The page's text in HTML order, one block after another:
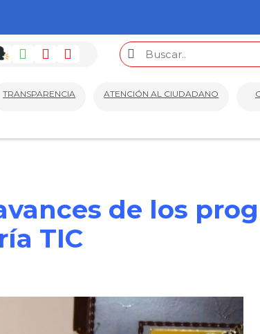
TRANSPARENCIA ATENCIÓN AL CIUDADANO
de los
TIC